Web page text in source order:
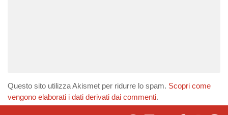
Questo sito utilizza Akismet per ridurre lo spam. Scopri come
vengono elaborati i dati derivati dai commenti.